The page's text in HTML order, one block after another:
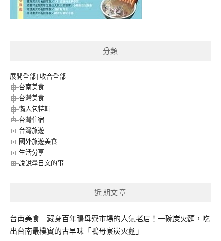
分類
展開全部 | 收合全部
台南美食
台灣美食
懶人包特輯
台灣住宿
台灣旅遊
國外旅遊美食
生活分享
說說學日文的事
近期文章
台南美食｜藏身百年鴨母寮市場的人氣老店！一碗炭火麵，吃
出台南最樸實的古早味「鴨母寮炭火麵」